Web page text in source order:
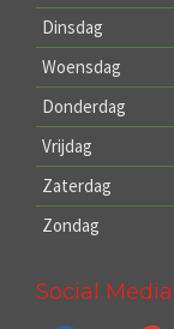
Dinsdag
Woensdag
Donderdag
Vrijdag
Zaterdag
Zondag
Social Media